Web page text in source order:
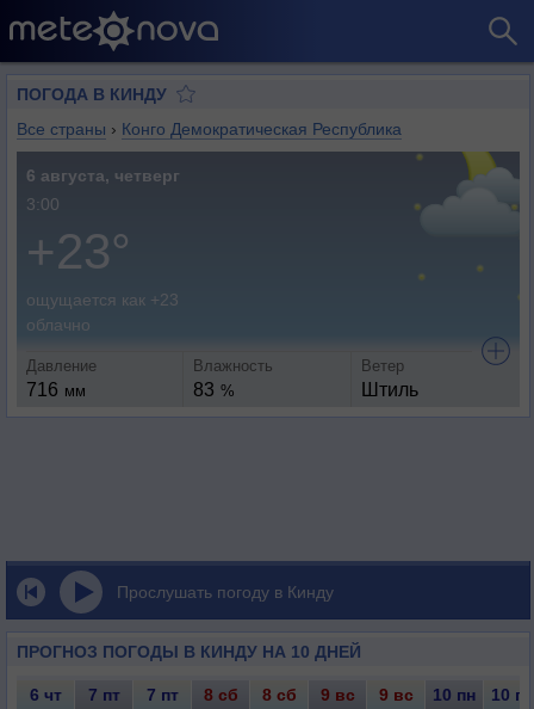
ПОГОДА В КИНДУ
Все страны › Конго Демократическая Республика
6 августа, четверг
3:00
+23°
ощущается как +23
облачно
Давление
716 мм
Влажность
83 %
Ветер
Штиль
Прослушать погоду в Кинду
ПРОГНОЗ ПОГОДЫ В КИНДУ НА 10 ДНЕЙ
6 чт 7 пт 7 пт 8 сб 8 сб 9 вс 9 вс 10 пн 10 пн